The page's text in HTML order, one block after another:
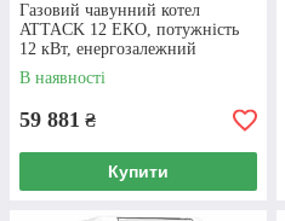
Газовий чавунний котел
ATTACK 12 EKO, потужність
12 кВт, енергозалежний
В наявності
59 881 ₴
Купити